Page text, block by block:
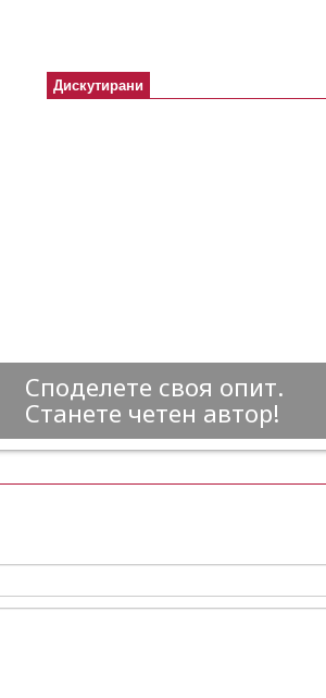
Дискутирани
Споделете своя опит.
Станете четен автор!